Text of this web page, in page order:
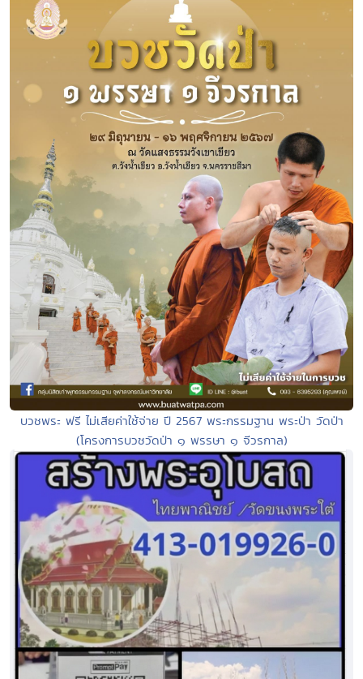
บวชพระ ฟรี ไม่เสียค่าใช้จ่าย ปี 2567 พระกรรมฐาน พระป่า วัดป่า
(โครงการบวชวัดป่า ๑ พรรษา ๑ จีวรกาล)